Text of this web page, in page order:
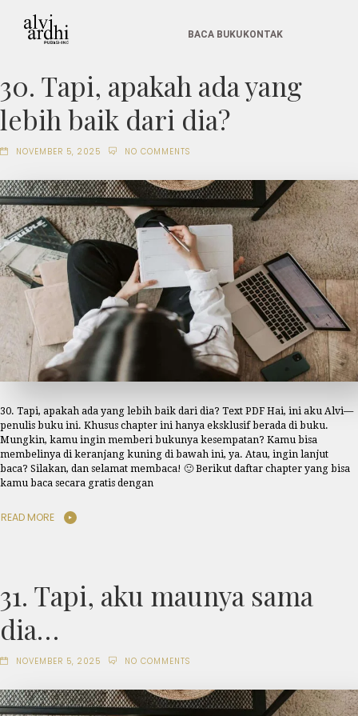
BACA BUKU KONTAK
30. Tapi, apakah ada yang
lebih baik dari dia?
NOVEMBER 5, 2025 NO COMMENTS
30. Tapi, apakah ada yang lebih baik dari dia? Text PDF Hai, ini aku Alvi—
penulis buku ini. Khusus chapter ini hanya eksklusif berada di buku.
Mungkin, kamu ingin memberi bukunya kesempatan? Kamu bisa
membelinya di keranjang kuning di bawah ini, ya. Atau, ingin lanjut
baca? Silakan, dan selamat membaca! 🙂 Berikut daftar chapter yang bisa
kamu baca secara gratis dengan
READ MORE
31. Tapi, aku maunya sama
dia…
NOVEMBER 5, 2025 NO COMMENTS